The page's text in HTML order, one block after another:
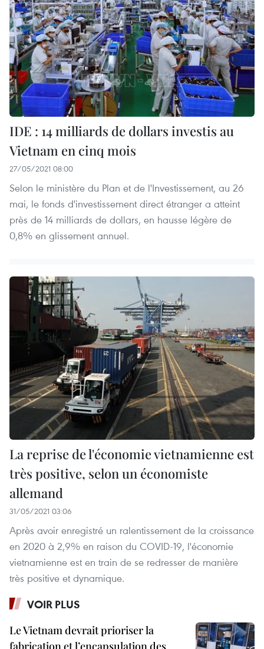
IDE : 14 milliards de dollars investis au
Vietnam en cinq mois
27/05/2021 08:00
Selon le ministère du Plan et de l'Investissement, au 26
mai, le fonds d'investissement direct étranger a atteint
près de 14 milliards de dollars, en hausse légère de
0,8% en glissement annuel.
La reprise de l'économie vietnamienne est
très positive, selon un économiste
allemand
31/05/2021 03:06
Après avoir enregistré un ralentissement de la croissance
en 2020 à 2,9% en raison du COVID-19, l'économie
vietnamienne est en train de se redresser de manière
très positive et dynamique.
VOIR PLUS
Le Vietnam devrait prioriser la